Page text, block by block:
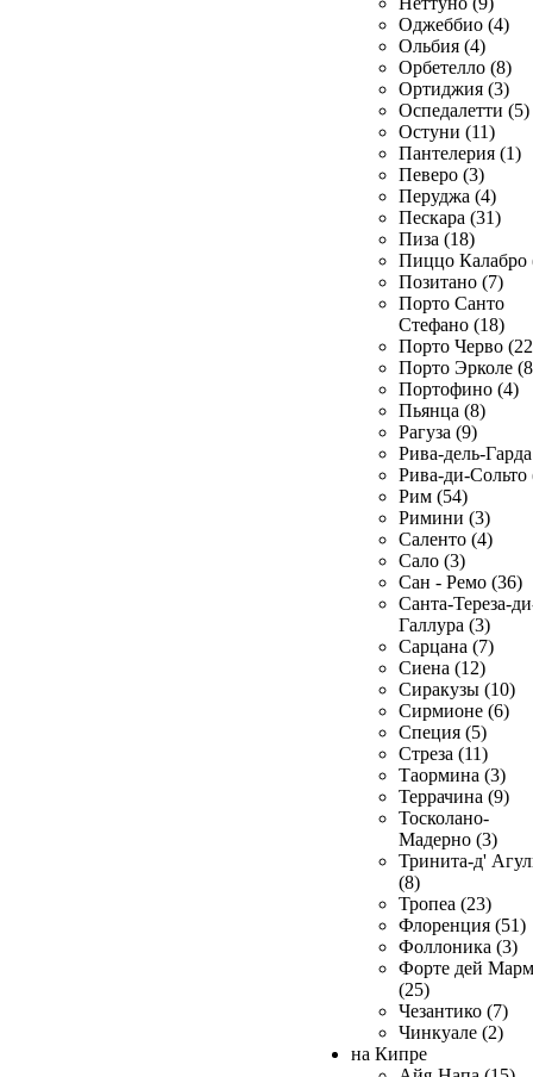
Оджеббио (4)
Ольбия (4)
Орбетелло (8)
Ортиджия (3)
Оспедалетти (5)
Остуни (11)
Пантелерия (1)
Певеро (3)
Перуджа (4)
Пескара (31)
Пиза (18)
Пиццо Калабро
Позитано (7)
Порто Санто
Стефано (18)
Порто Черво
Порто Эрколе
Портофино (4)
Пьянца (8)
Рагуза (9)
Рива-дель-
Рива-ди-Сольто
Рим (54)
Римини (3)
Саленто (4)
Сало (3)
Сан - Ремо (36)
Санта-Тереза-
Галлура (3)
Сарцана (7)
Сиена (12)
Сиракузы (10)
Сирмионе (6)
Специя (5)
Стреза (11)
Таормина (3)
Террачина (9)
Тосколано-
Мадерно (3)
Тринита-д'
(8)
Тропеа (23)
Флоренция (51)
Фоллоника (3)
Форте дей
(25)
Чезантико (7)
Чинкуале (2)
на Кипре